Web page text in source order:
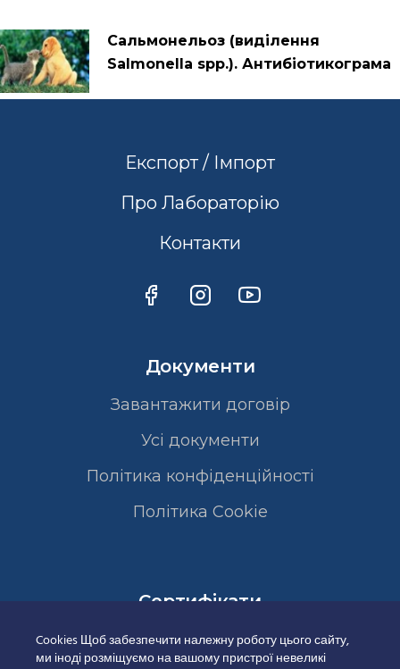
Cальмонельоз (виділення
Salmonella spp.). Антибіотикограма
Експорт / Імпорт
Про Лабораторію
Контакти
Документи
Завантажити договір
Усі документи
Політика конфіденційності
Полiтика Cookie
Сертифікати
Cookies Щоб забезпечити належну роботу цього сайту,
ми іноді розміщуємо на вашому пристрої невеликі